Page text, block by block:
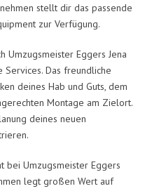
stellt dir das passende
zur Verfügung.
Umzugsmeister Eggers Jena
Das freundliche
deines Hab und Guts, dem
Montage am Zielort.
deines neuen
bei Umzugsmeister Eggers
legt großen Wert auf